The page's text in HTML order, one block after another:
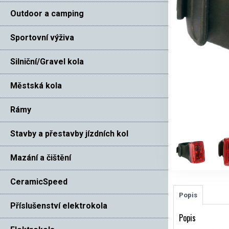
Outdoor a camping
Sportovní výživa
Silniční/Gravel kola
Městská kola
Rámy
Stavby a přestavby jízdních kol
Mazání a čištění
CeramicSpeed
Příslušenství elektrokola
Popis
Popis